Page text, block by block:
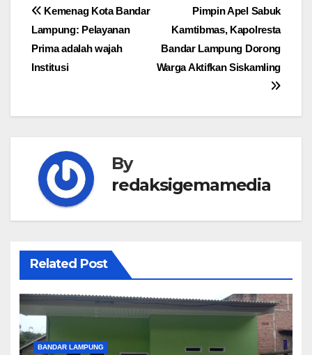
Navigasi
pos
Pimpin Apel Sabuk
Kamtibmas, Kapolresta
Bandar Lampung Dorong
Warga Aktifkan Siskamling
Kemenag Kota Bandar
Lampung: Pelayanan
Prima adalah wajah
Institusi
By
redaksigemamedia
Related Post
BANDAR LAMPUNG